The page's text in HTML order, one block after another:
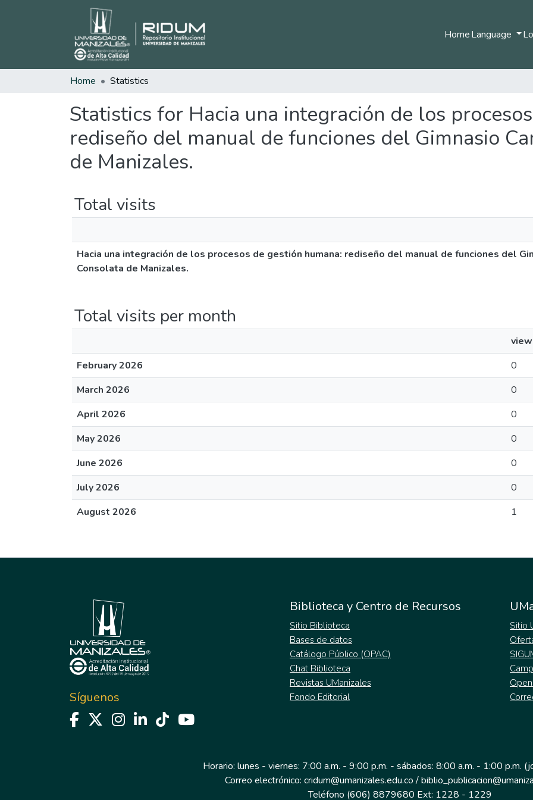
HomeLanguage
Home Statistics
Statistics for Hacia una integración de los
rediseño del manual de funciones del Gimnasio
de Manizales.
Total visits
Hacia una integración de los procesos de gestión humana: rediseño del manual de funciones del
Consolata de Manizales.
Total visits per month
February 2026
0
March 2026
0
April 2026
0
May 2026
0
June 2026
0
July 2026
0
August 2026
1
Síguenos
Biblioteca y Centro de Recursos
Sitio Biblioteca
Bases de datos
Catálogo Público (OPAC)
Chat Biblioteca
Revistas UManizales
Fondo Editorial
Sitio
Horario: lunes - viernes: 7:00 a.m. - 9:00 p.m. - sábados: 8:00 a.m. - 1:00 p.m.
Correo electrónico: cridum@umanizales.edu.co /
Teléfono (606) 8879680 Ext: 1228 - 1229